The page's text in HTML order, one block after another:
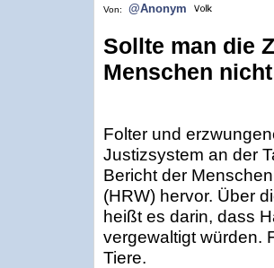
Von: @Anonym
Sollte man die
Menschen
Folter und
Justizsystem an der
Bericht der
(HRW) hervor. Über
heißt es darin, dass
vergewaltigt würden.
Tiere.